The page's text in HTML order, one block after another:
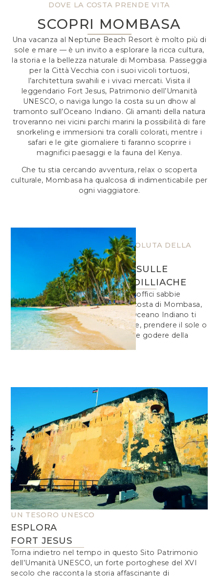
DOVE LA COSTA PRENDE VITA
SCOPRI MOMBASA
Una vacanza al Neptune Beach Resort è molto più di
sole e mare — è un invito a esplorare la ricca cultura,
la storia e la bellezza naturale di Mombasa. Passeggia
per la Città Vecchia con i suoi vicoli tortuosi,
l’architettura swahili e i vivaci mercati. Visita il
leggendario Fort Jesus, Patrimonio dell’Umanità
UNESCO, o naviga lungo la costa su un dhow al
tramonto sull’Oceano Indiano. Gli amanti della natura
troveranno nei vicini parchi marini la possibilità di fare
snorkeling e immersioni tra coralli colorati, mentre i
safari e le gite giornaliere ti faranno scoprire i
magnifici paesaggi e la fauna del Kenya.
Che tu stia cercando avventura, relax o scoperta
culturale, Mombasa ha qualcosa di indimenticabile per
ogni viaggiatore.
LA PACE ASSOLUTA DELLA
COSTA
RILASSATI SULLE
SPIAGGE IDILLIACHE
Rilassati sulle soffici sabbie
bianche della costa di Mombasa,
dove il caldo Oceano Indiano ti
invita a nuotare, prendere il sole o
semplicemente godere della
brezza marina.
UN TESORO UNESCO
ESPLORA
FORT JESUS
Torna indietro nel tempo in questo Sito Patrimonio
dell’Umanità UNESCO, un forte portoghese del XVI
secolo che racconta la storia affascinante di